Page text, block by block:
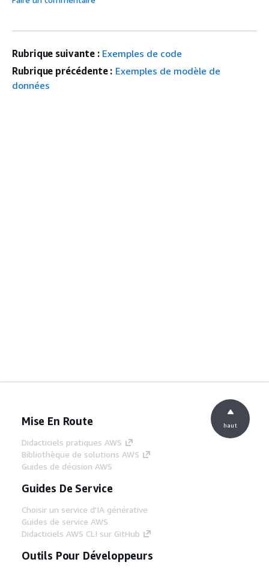
Rubrique suivante : Exemples de code
Rubrique précédente : Exemples de modèle de
données
Mise En Route
Didacticiels pratiques AWS
Bibliothèque de solutions AWS
Guides de décision AWS
Guides De Service
Choisir un service d'IA générative
Guides de service AWS
Didacticiels AWS CLI sur GitHub
Outils Pour Développeurs
haut